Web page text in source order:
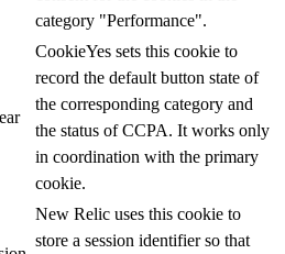
category "Performance".
CookieYes sets this cookie to
record the default button state of
the corresponding category and
the status of CCPA. It works only
in coordination with the primary
cookie.
New Relic uses this cookie to
store a session identifier so that